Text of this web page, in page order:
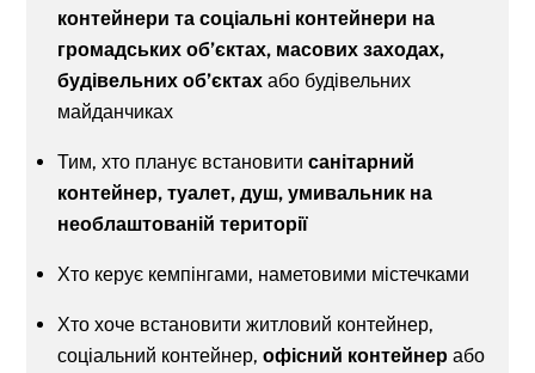
контейнери та соціальні контейнери на
громадських об’єктах, масових заходах,
будівельних об’єктах або будівельних
майданчиках
Тим, хто планує встановити санітарний
контейнер, туалет, душ, умивальник на
необлаштованій території
Хто керує кемпінгами, наметовими містечками
Хто хоче встановити житловий контейнер,
соціальний контейнер, офісний контейнер або